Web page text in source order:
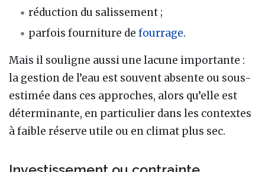
réduction du salissement ;
parfois fourniture defourrage.
Mais il souligne aussi une lacune importante :
la gestion de l’eau est souvent absente ou sous-
estimée dans ces approches, alors qu’elle est
déterminante, en particulier dans les contextes
à faible réserve utile ou en climat plus sec.